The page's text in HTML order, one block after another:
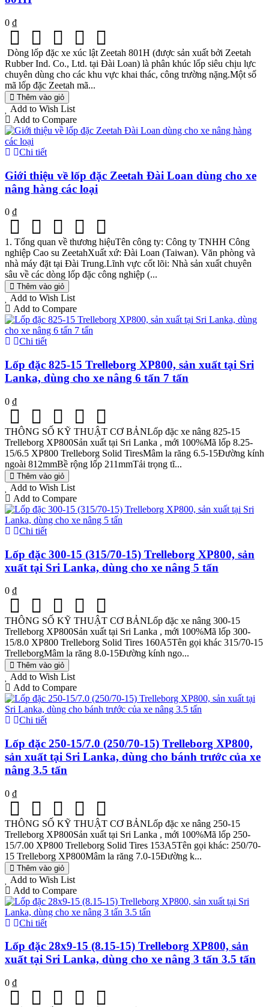
0 ₫
Dòng lốp đặc xe xúc lật Zeetah 801H (được sản xuất bởi Zeetah
Rubber Ind. Co., Ltd. tại Đài Loan) là phân khúc lốp siêu chịu lực
chuyên dùng cho các khu vực khai thác, công trường nặng.Một số
mã lốp đặc Zeetah mã...
Thêm vào giỏ
Add to Wish List
Add to Compare
Chi tiết
Giới thiệu về lốp đặc Zeetah Đài Loan dùng cho xe
nâng hàng các loại
0 ₫
1. Tổng quan về thương hiệuTên công ty: Công ty TNHH Công
nghiệp Cao su ZeetahXuất xứ: Đài Loan (Taiwan). Văn phòng và
nhà máy đặt tại Đài Trung.Lĩnh vực cốt lõi: Nhà sản xuất chuyên
sâu về các dòng lốp đặc công nghiệp (...
Thêm vào giỏ
Add to Wish List
Add to Compare
Chi tiết
Lốp đặc 825-15 Trelleborg XP800, sản xuất tại Sri
Lanka, dùng cho xe nâng 6 tấn 7 tấn
0 ₫
THÔNG SỐ KỸ THUẬT CƠ BẢNLốp đặc xe nâng 825-15
Trelleborg XP800Sản xuất tại Sri Lanka , mới 100%Mã lốp 8.25-
15/6.5 XP800 Trelleborg Solid TiresMâm la răng 6.5-15Đường kính
ngoài 812mmBề rộng lốp 211mmTải trọng tĩ...
Thêm vào giỏ
Add to Wish List
Add to Compare
Chi tiết
Lốp đặc 300-15 (315/70-15) Trelleborg XP800, sản
xuất tại Sri Lanka, dùng cho xe nâng 5 tấn
0 ₫
THÔNG SỐ KỸ THUẬT CƠ BẢNLốp đặc xe nâng 300-15
Trelleborg XP800Sản xuất tại Sri Lanka , mới 100%Mã lốp 300-
15/8.0 XP800 Trelleborg Solid Tires 160A5Tên gọi khác 315/70-15
TrelleborgMâm la răng 8.0-15Đường kính ngo...
Thêm vào giỏ
Add to Wish List
Add to Compare
Chi tiết
Lốp đặc 250-15/7.0 (250/70-15) Trelleborg XP800,
sản xuất tại Sri Lanka, dùng cho bánh trước của xe
nâng 3.5 tấn
0 ₫
THÔNG SỐ KỸ THUẬT CƠ BẢNLốp đặc xe nâng 250-15
Trelleborg XP800Sản xuất tại Sri Lanka , mới 100%Mã lốp 250-
15/7.00 XP800 Trelleborg Solid Tires 153A5Tên gọi khác: 250/70-
15 Trelleborg XP800Mâm la răng 7.0-15Đường k...
Thêm vào giỏ
Add to Wish List
Add to Compare
Chi tiết
Lốp đặc 28x9-15 (8.15-15) Trelleborg XP800, sản
xuất tại Sri Lanka, dùng cho xe nâng 3 tấn 3.5 tấn
0 ₫